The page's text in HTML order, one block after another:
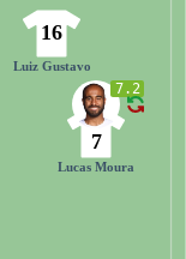
16
Luiz Gustavo
7.2
7
Lucas Moura